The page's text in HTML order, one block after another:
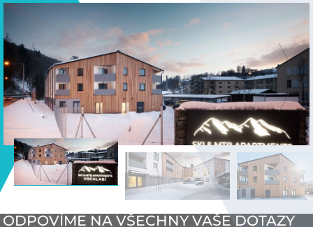
ODPOVÍME NA VŠECHNY VAŠE DOTAZY